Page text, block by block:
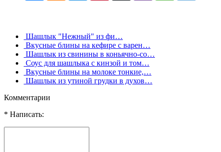
Шашлык "Нежный" из фи…
Вкусные блины на кефире с варен…
Шашлык из свинины в коньячно-со…
Соус для шашлыка с кинзой и том…
Вкусные блины на молоке тонкие,…
Шашлык из утиной грудки в духов…
Комментарии
* Написать: